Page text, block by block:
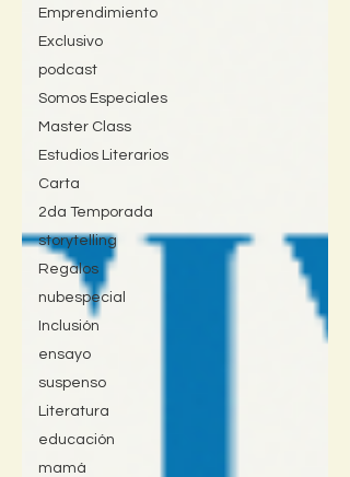
Emprendimiento
Exclusivo
podcast
Somos Especiales
Master Class
Estudios Literarios
Carta
2da Temporada
storytelling
Regalos
nubespecial
Inclusión
ensayo
suspenso
Literatura
educación
mamá